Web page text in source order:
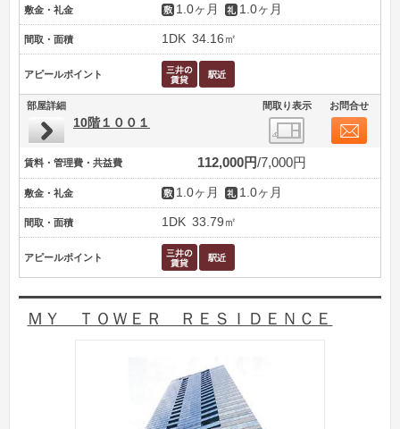
敷金・礼金 1.0ヶ月 1.0ヶ月
間取・面積 1DK 34.16㎡
アピールポイント
部屋詳細 間取り表示 お問合せ
10階１００１
賃料・管理費・共益費 112,000円 7,000円
敷金・礼金 1.0ヶ月 1.0ヶ月
間取・面積 1DK 33.79㎡
アピールポイント
ＭＹ ＴＯＷＥＲ ＲＥＳＩＤＥＮＣＥ